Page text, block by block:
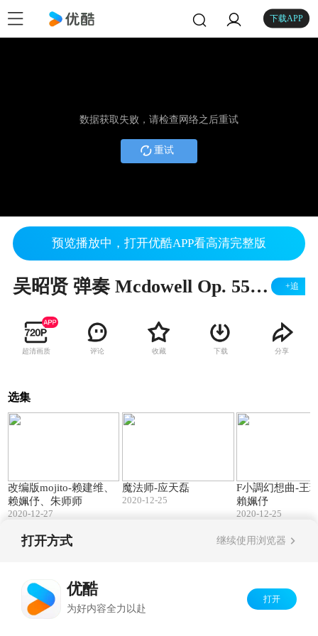
下载APP
数据获取失败，请检查网络之后重试
重试
预览播放中，打开优酷APP看高清完整版
吴昭贤 弹奏 Mcdowell Op. 55 Sea Pieces No. 5 Song下 +追
超清画质 评论 收藏 下载 分享
选集
改编版mojito-赖建维、
赖姵伃、朱师师
2020-12-27
魔法师-应天磊
2020-12-25
F小調幻想曲-王
賴姵伃
2020-12-25
打开方式 继续使用浏览器
优酷
为好内容全力以赴
打开